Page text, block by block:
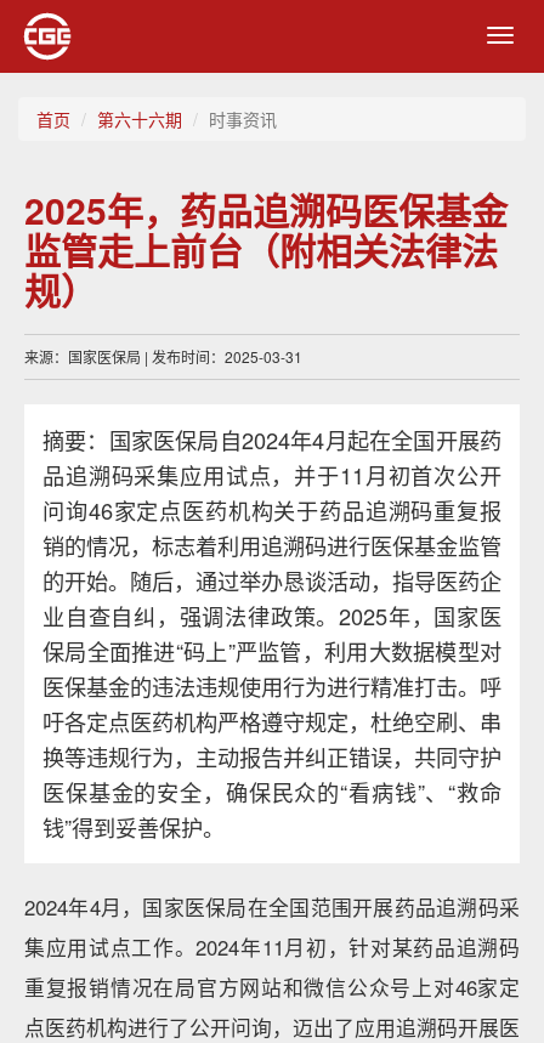
首页 第六十六期 时事资讯
2025年，药品追溯码医保基金
监管走上前台（附相关法律法
规）
来源：国家医保局 | 发布时间：2025-03-31
摘要：国家医保局自2024年4月起在全国开展药
品追溯码采集应用试点，并于11月初首次公开
问询46家定点医药机构关于药品追溯码重复报
销的情况，标志着利用追溯码进行医保基金监管
的开始。随后，通过举办恳谈活动，指导医药企
业自查自纠，强调法律政策。2025年，国家医
保局全面推进“码上”严监管，利用大数据模型对
医保基金的违法违规使用行为进行精准打击。呼
吁各定点医药机构严格遵守规定，杜绝空刷、串
换等违规行为，主动报告并纠正错误，共同守护
医保基金的安全，确保民众的“看病钱”、“救命
钱”得到妥善保护。
2024年4月，国家医保局在全国范围开展药品追溯码采
集应用试点工作。2024年11月初，针对某药品追溯码
重复报销情况在局官方网站和微信公众号上对46家定
点医药机构进行了公开问询，迈出了应用追溯码开展医